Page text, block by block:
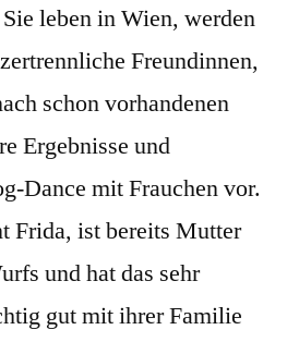
Sie leben in Wien, werden
Freundinnen,
schon vorhandenen
Ergebnisse und
Dance mit Frauchen vor.
Frida, ist bereits Mutter
und hat das sehr
gut mit ihrer Familie